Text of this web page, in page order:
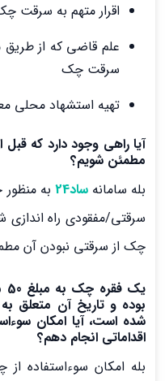
اقرار متهم به سرقت
علم قاضی که از
سرقت چک
تهیه استشهاد محلی
آیا راهی وجود دارد که
مطمئن شویم؟
بله سامانهساد24
به
سرقتی/مفقودی راه
چک از سرقتی نبودن آن
شده است، آیا امکان
اقداماتی انجام دهم؟
بله امکان سوءاستفاده